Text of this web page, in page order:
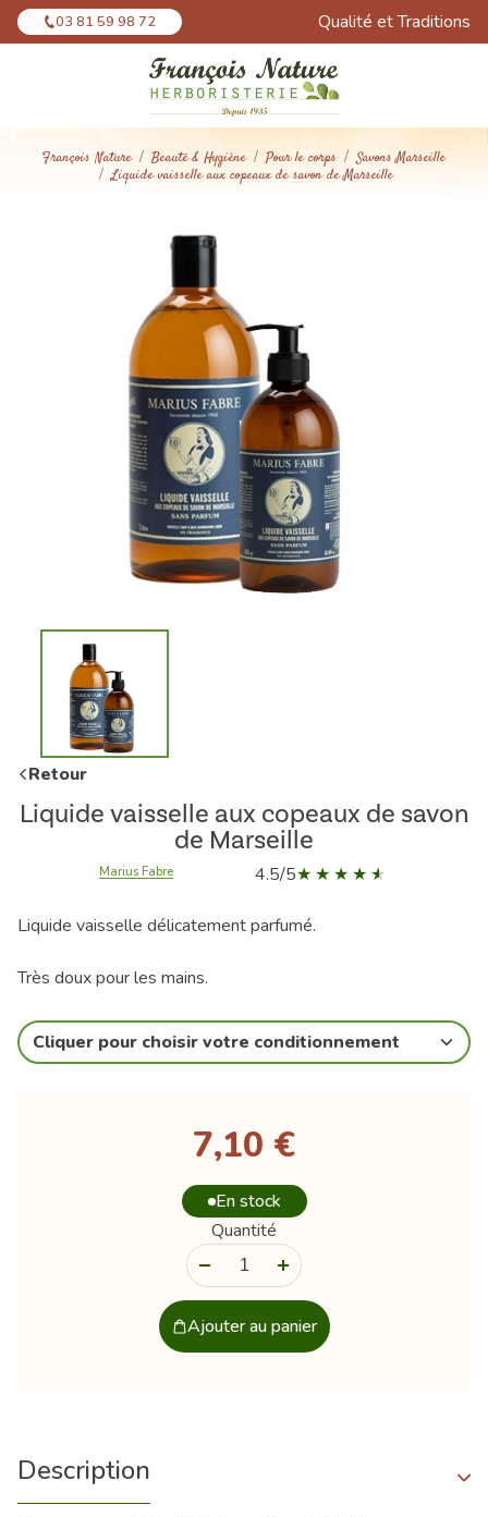
03 81 59 98 72 Qualité et Traditions
François Nature Beauté & Hygiène Pour le corps
Savons Marseille
Liquide vaisselle aux copeaux de savon de Marseille
Retour
Liquide vaisselle aux copeaux de savon
de Marseille
Marius Fabre 4.5/5
Liquide vaisselle délicatement parfumé.
Très doux pour les mains.
Cliquer pour choisir votre conditionnement
7,10 €
En stock
Quantité
Ajouter au panier
Description
Panneau de gestion des cookies